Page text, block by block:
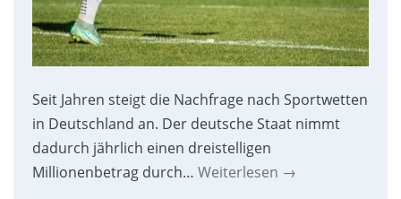
Seit Jahren steigt die Nachfrage nach Sportwetten
in Deutschland an. Der deutsche Staat nimmt
dadurch jährlich einen dreistelligen
Millionenbetrag durch… Weiterlesen →